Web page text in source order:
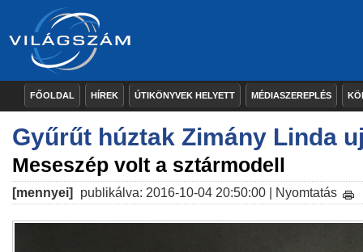
FŐOLDAL HÍREK ÚTIKÖNYVEK HELYETT MÉDIASZEREPLÉS
Gyűrűt húztak Zimány Linda
Meseszép volt a sztármodell
[mennyei] publikálva: 2016-10-04 20:50:00 | Nyomtatás